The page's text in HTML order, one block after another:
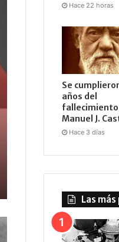
Hace 22 horas
Se
años del
fallecimiento
Manuel J.
Hace 3 días
Las